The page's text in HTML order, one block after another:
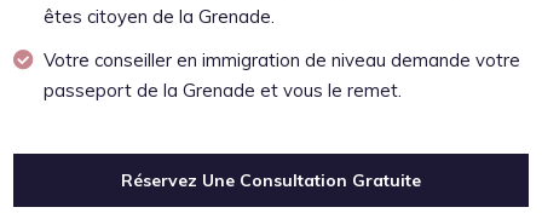
êtes citoyen de la Grenade.
Votre conseiller en immigration de niveau demande votre
passeport de la Grenade et vous le remet.
Réservez Une Consultation Gratuite